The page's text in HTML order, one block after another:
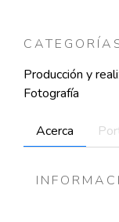
Producción y
Fotografía
Acerca